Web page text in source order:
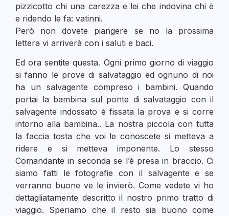
pizzicotto chi una carezza e lei che indovina chi è
e ridendo le fa: vatinni.
Però non dovete piangere se no la prossima
lettera vi arriverà con i saluti e baci.
Ed ora sentite questa. Ogni primo giorno di viaggio
si fanno le prove di salvataggio ed ognuno di noi
ha un salvagente compreso i bambini. Quando
portai la bambina sul ponte di salvataggio con il
salvagente indossato è fissata la prova e si corre
intorno alla bambina.. La nostra piccola con tutta
la faccia tosta che voi le conoscete si metteva a
ridere e si metteva imponente. Lo stesso
Comandante in seconda se l’è presa in braccio. Ci
siamo fatti le fotografie con il salvagente e se
verranno buone ve le invierò. Come vedete vi ho
dettagliatamente descritto il nostro primo tratto di
viaggio. Speriamo che il resto sia buono come